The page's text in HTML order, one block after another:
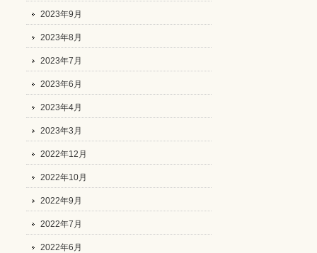
2023年9月
2023年8月
2023年7月
2023年6月
2023年4月
2023年3月
2022年12月
2022年10月
2022年9月
2022年7月
2022年6月